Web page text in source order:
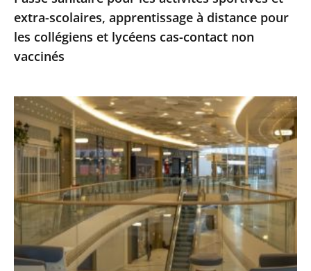
les
collégiens
et
cas-
contact
non
vaccinés
extra-scolaires, apprentissage à distance pour
les collégiens et lycéens cas-contact non
vaccinés
Centres
commerciaux
des
Alpes-
Maritimes
:
le
Conseil
d'État